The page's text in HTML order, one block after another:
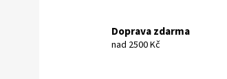
Doprava zdarma
nad 2500 Kč